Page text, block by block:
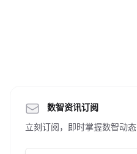
数智资讯订阅
立刻订阅，即时掌握数智动态